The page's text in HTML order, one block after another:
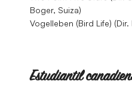
Boger, Suiza)
Vogelleben (Bird Life)
Estudiantil